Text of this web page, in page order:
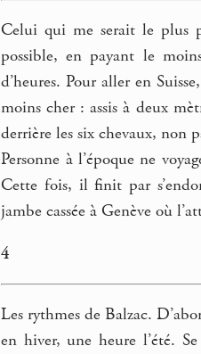
Celui qui me serait le plus
possible, en payant le
d’heures. Pour aller en
moins cher : assis à deux
derrière les six chevaux, non
Personne à l’époque ne
Cette fois, il finit par
jambe cassée à Genève où
4
Les rythmes de Balzac.
en hiver, une heure l’été.